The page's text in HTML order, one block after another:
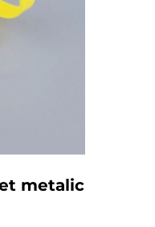
metalic